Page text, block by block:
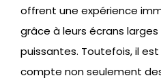
offrent une expérience
grâce à leurs écrans
puissantes. Toutefois, il
compte non seulement